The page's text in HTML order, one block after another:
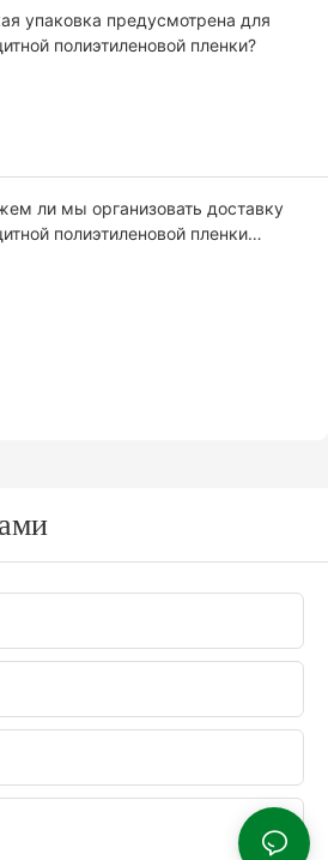
упаковка предусмотрена для
полиэтиленовой пленки?
ли мы организовать доставку
полиэтиленовой пленки